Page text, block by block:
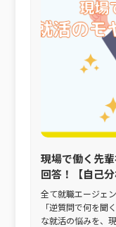
現場で働く先
回答！【自己分
全て就職エージェ
「逆質問で何を聞
な就活の悩みを、